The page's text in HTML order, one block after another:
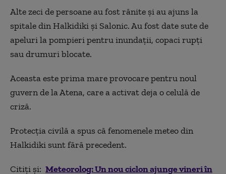
Alte zeci de persoane au fost rănite și au ajuns la
spitale din Halkidiki și Salonic. Au fost date sute de
apeluri la pompieri pentru inundații, copaci rupți
sau drumuri blocate.
Aceasta este prima mare provocare pentru noul
guvern de la Atena, care a activat deja o celulă de
criză.
Protecția civilă a spus că fenomenele meteo din
Halkidiki sunt fără precedent.
Citiți și: Meteorolog: Un nou ciclon ajunge vineri în